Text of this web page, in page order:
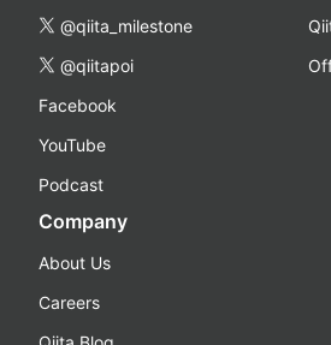
@qiita_milestone
@qiitapoi
Facebook
YouTube
Podcast
Company
About Us
Careers